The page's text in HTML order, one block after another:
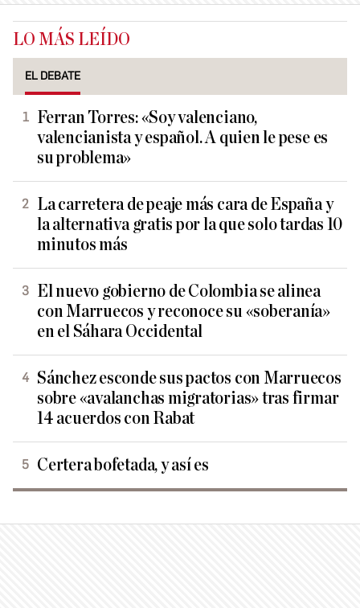
LO MÁS LEÍDO
EL DEBATE
Ferran Torres: «Soy valenciano,
valencianista y español. A quien le pese es
su problema»
La carretera de peaje más cara de España y
la alternativa gratis por la que solo tardas 10
minutos más
El nuevo gobierno de Colombia se alinea
con Marruecos y reconoce su «soberanía»
en el Sáhara Occidental
Sánchez esconde sus pactos con Marruecos
sobre «avalanchas migratorias» tras firmar
14 acuerdos con Rabat
Certera bofetada, y así es